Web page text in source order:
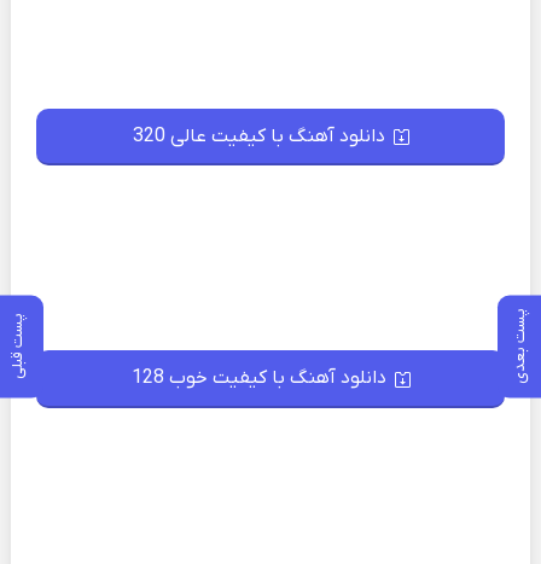
پست بعدی پست قبلی
دانلود آهنگ با کیفیت عالی 320
دانلود آهنگ با کیفیت خوب 128